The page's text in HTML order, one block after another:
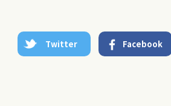
Twitter Facebook